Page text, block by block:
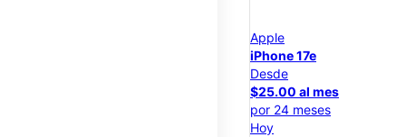
Apple
iPhone 17e
Desde
$25.00 al mes
por 24 meses
Hoy